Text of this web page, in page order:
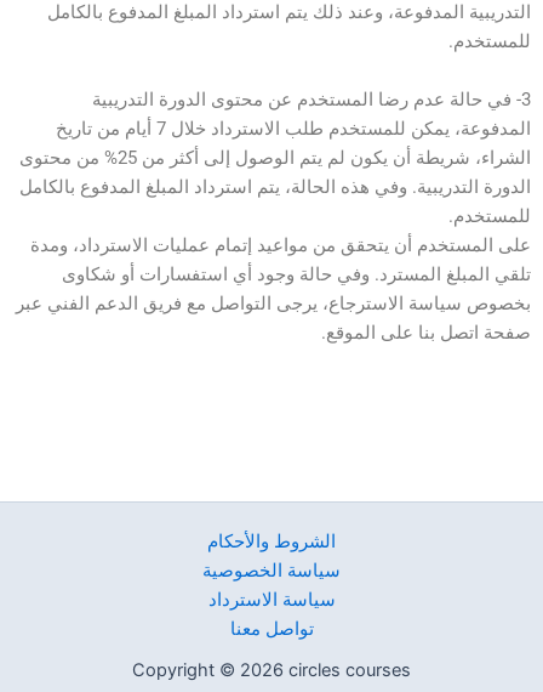
التدريبية المدفوعة، وعند ذلك يتم استرداد المبلغ المدفوع بالكامل
للمستخدم.
3- في حالة عدم رضا المستخدم عن محتوى الدورة التدريبية
المدفوعة، يمكن للمستخدم طلب الاسترداد خلال 7 أيام من تاريخ
الشراء، شريطة أن يكون لم يتم الوصول إلى أكثر من 25% من محتوى
الدورة التدريبية. وفي هذه الحالة، يتم استرداد المبلغ المدفوع بالكامل
للمستخدم.
على المستخدم أن يتحقق من مواعيد إتمام عمليات الاسترداد، ومدة
تلقي المبلغ المسترد. وفي حالة وجود أي استفسارات أو شكاوى
بخصوص سياسة الاسترجاع، يرجى التواصل مع فريق الدعم الفني عبر
صفحة اتصل بنا على الموقع.
الشروط والأحكام
سياسة الخصوصية
سياسة الاسترداد
تواصل معنا
Copyright © 2026 circles courses